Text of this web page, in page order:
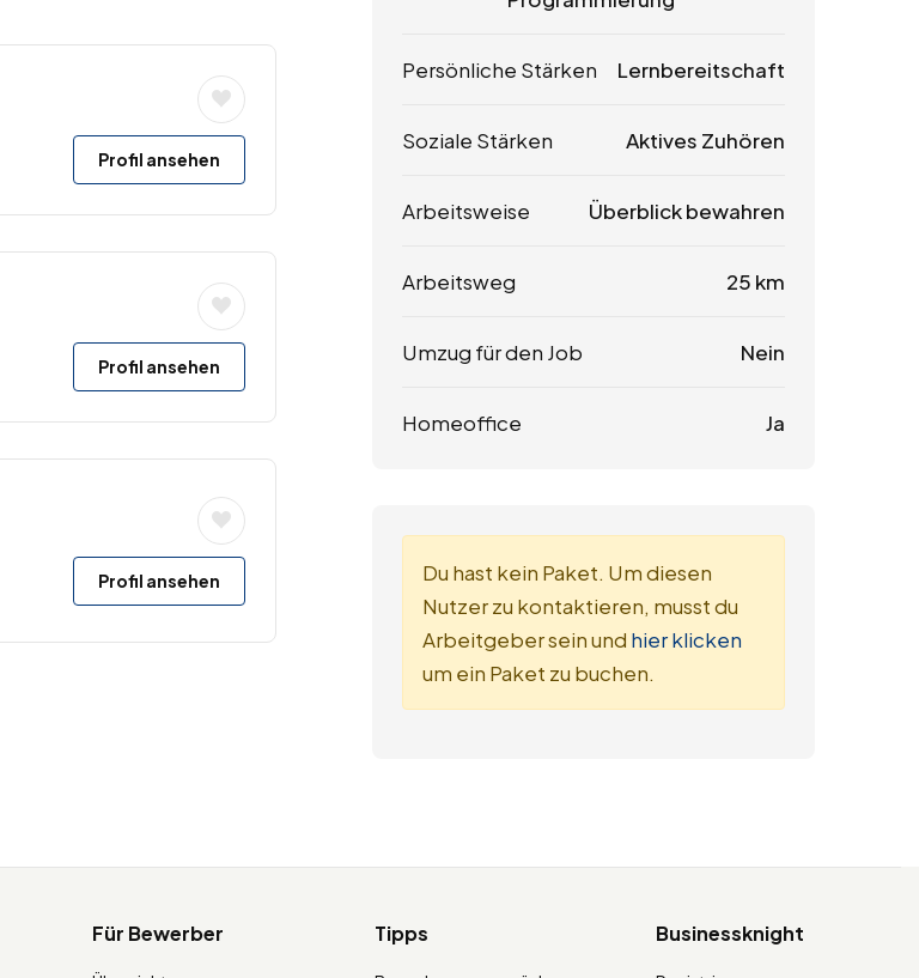
Profil ansehen
Profil ansehen
Profil ansehen
Persönliche Stärken Lernbereitschaft
Soziale Stärken Aktives Zuhören
Arbeitsweise Überblick bewahren
Arbeitsweg 25 km
Umzug für den Job Nein
Homeoffice Ja
Du hast kein Paket. Um diesen
Nutzer zu kontaktieren, musst du
Arbeitgeber sein und hier klicken
um ein Paket zu buchen.
Für Bewerber Tipps Businessknight